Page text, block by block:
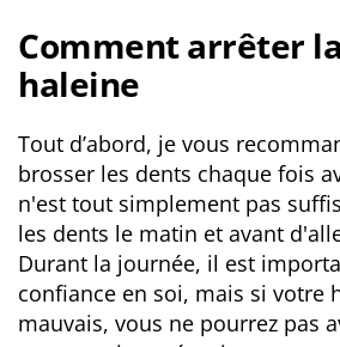
Comment arrêter
haleine
Tout d’abord, je vous
brosser les dents chaque fois
n'est tout simplement pas
les dents le matin et avant
Durant la journée, il est
confiance en soi, mais si votre
mauvais, vous ne pourrez pas